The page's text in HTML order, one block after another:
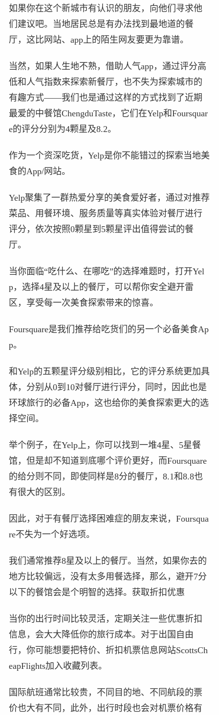
如果你在这个新城市有认识的朋友，向他们寻求他
们建议吧。当地居民总是有办法找到最地道的餐
厅，这比网站、app上的陌生网友要更为靠谱。
当然，如果人生地不熟，借助人气app，通过评分高
低和人气指数来探索新餐厅，也不失为探索城市的
有趣方式——我们也是通过这样的方式找到了近期
最爱的中餐馆ChengduTaste，它们在Yelp和Foursquar
e的评分分别为4颗星及8.2。
作为一个资深吃货，Yelp是你不能错过的探索当地美
食的App/网站。
Yelp聚集了一群热爱分享的美食爱好者，通过对推荐
菜品、用餐环境、服务质量等真实体验对餐厅进行
评分，依次按照0颗星到5颗星评出值得尝试的餐
厅。
当你面临“吃什么、在哪吃”的选择难题时，打开Yel
p，选择4星及以上的餐厅，可以帮你安全避开雷
区，享受每一次美食探索带来的惊喜。
Foursquare是我们推荐给吃货们的另一个必备美食Ap
p。
和Yelp的五颗星评分级别相比，它的评分系统更加具
体，分别从0到10对餐厅进行评分，同时，因此也是
环球旅行的必备App，这也给你的美食探索更大的选
择空间。
举个例子，在Yelp上，你可以找到一堆4星、5星餐
馆，但是却不知道到底哪个评价更好，而Foursquare
的给分则不同，即使同样是8分的餐厅，8.1和8.8也
有很大的区别。
因此，对于有餐厅选择困难症的朋友来说，Foursqua
re不失为一个好选项。
我们通常推荐8星及以上的餐厅。当然，如果你去的
地方比较偏远，没有太多用餐选择，那么，避开7分
以下的餐馆会是个明智的选择。获取折扣优惠
当你的出行时间比较灵活，定期关注一些优惠折扣
信息，会大大降低你的旅行成本。对于出国自由
行，你可能想要把特价、折扣机票信息网站ScottsCh
eapFlights加入收藏列表。
国际航班通常比较贵，不同目的地、不同航段的票
价也大有不同，此外，出行时段也会对机票价格有